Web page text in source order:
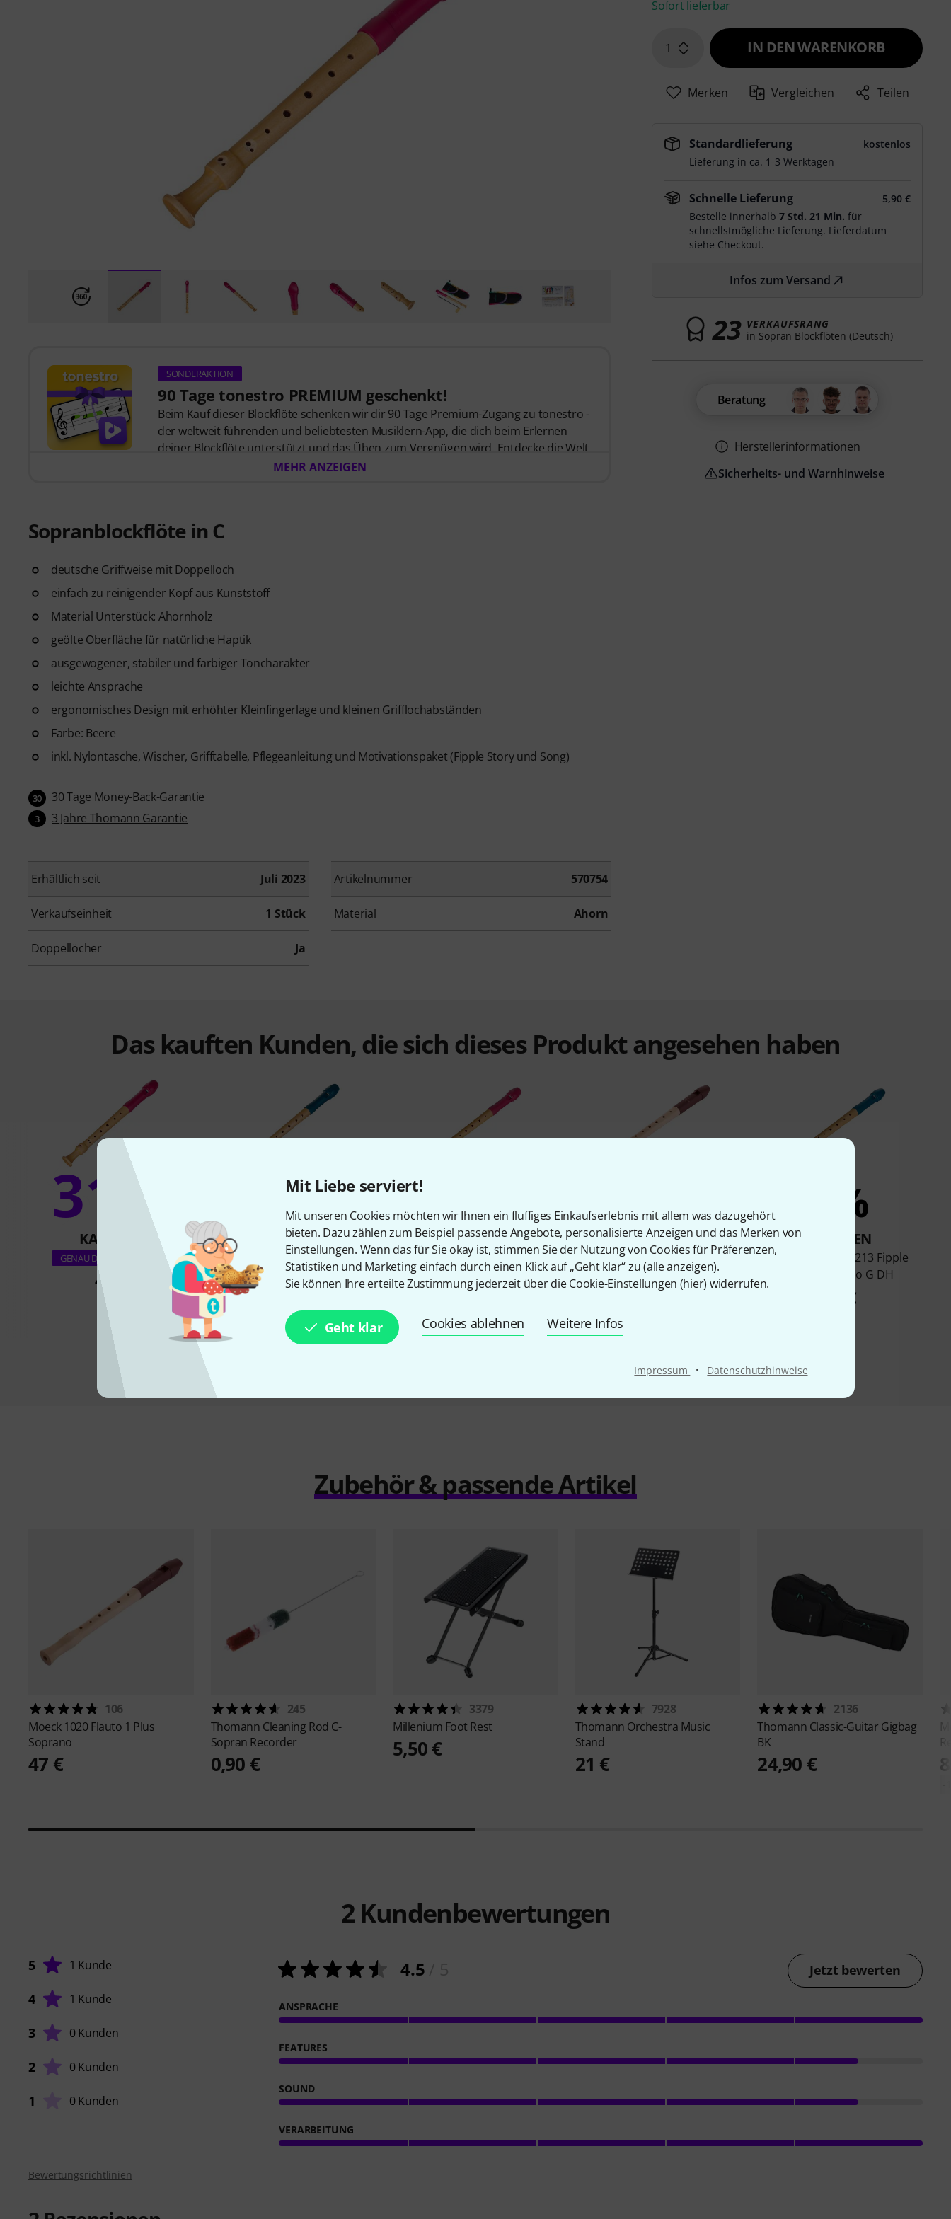
Mit Liebe serviert!
Mit unseren Cookies möchten wir Ihnen ein fluffiges Einkaufserlebnis mit allem was dazugehört
bieten. Dazu zählen zum Beispiel passende Angebote, personalisierte Anzeigen und das Merken von
Einstellungen. Wenn das für Sie okay ist, stimmen Sie der Nutzung von Cookies für Präferenzen,
Statistiken und Marketing einfach durch einen Klick auf „Geht klar“ zu (alle anzeigen).
Sie können Ihre erteilte Zustimmung jederzeit über die Cookie-Einstellungen (hier) widerrufen.
Geht klar Cookies ablehnen Weitere Infos
Impressum · Datenschutzhinweise
SONDERAKTION
90 Tage tonestro PREMIUM geschenkt!
Beim Kauf dieser Blockflöte schenken wir dir 90 Tage Premium-Zugang zu tonestro -
der weltweit führenden und beliebtesten Musiklern-App, die dich beim Erlernen
deiner Blockflöte unterstützt und das Üben zum Vergnügen wird. Entdecke die Welt
60 interaktiven Schritt-für-Schritt-Lektionen
Rhythmus. Ergreife jetzt die Chance, deiner Blockflötenfähigkeiten flexibel, effektiv
Verlängerung!
MEHR ANZEIGEN
Sopranblockflöte in C
deutsche Griffweise mit Doppelloch
einfach zu reinigender Kopf aus Kunststoff
Material Unterstück: Ahornholz
geölte Oberfläche für natürliche Haptik
ausgewogener, stabiler und farbiger Toncharakter
leichte Ansprache
ergonomisches Design mit erhöhter Kleinfingerlage und kleinen Grifflochabständen
Farbe: Beere
inkl. Nylontasche, Wischer, Grifftabelle, Pflegeanleitung und Motivationspaket (Fipple Story und Song)
30 30 Tage Money-Back-Garantie
3 3 Jahre Thomann Garantie
Erhältlich seit Juli 2023 Artikelnummer 570754
Verkaufseinheit 1 Stück Material Ahorn
Doppellöcher Ja
Sofort lieferbar
1 IN DEN WARENKORB
Merken Vergleichen Teilen
Standardlieferung
kostenlos
Lieferung in ca. 1-3 Werktagen
Schnelle Lieferung
5,90 €
Bestelle innerhalb7 Std. 21 Min. für
schnellstmögliche Lieferung. Lieferdatum
siehe Checkout.
Infos zum Versand
23 VERKAUFSRANG
in Sopran Blockflöten (Deutsch)
Beratung
Herstellerinformationen
Sicherheits- und Warnhinweise
Das kauften Kunden, die sich dieses Produkt angesehen haben
31%
KAUFTEN
GENAU DIESES PRODUKT
45 €
12%
KAUFTEN
Mollenhauer 17313 Fipple
Dege Soprano G SH
9%
KAUFTEN
Mollenhauer 17312 Fipple Tere
Soprano G SH
45 €
9%
KAUFTEN
Moeck 1020 Flauto 1 Plus
Soprano
47 €
8%
KAUFTEN
Mollenhauer 17213 Fipple
Dege Soprano G DH
45 €
Zubehör & passende Artikel
106
Moeck 1020 Flauto 1 Plus
Soprano
47 €
245
Thomann Cleaning Rod C-
Sopran Recorder
0,90 €
3379
Millenium Foot Rest
5,50 €
7928
Thomann Orchestra Music
Stand
21 €
2136
Thomann Classic-Guitar Gigbag
BK
24,90 €
2Kundenbewertungen
5 1 Kunde
4 1 Kunde
3 0 Kunden
2 0 Kunden
1 0 Kunden
4.5 Jetzt bewerten
ANSPRACHE
FEATURES
SOUND
VERARBEITUNG
Bewertungsrichtlinien